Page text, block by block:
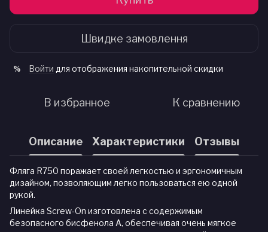
Швидке замовлення
% Войти для отображения накопительной скидки
В избранное К сравнению
Описание Характеристики Отзывы
Фляга R750 поражает своей легкостью и эргономичным
дизайном, позволяющим легко пользоваться ею одной
рукой.
Линейка Screw-On изготовлена ​​с содержимым
безопасного бисфенола А, обеспечивая очень мягкое